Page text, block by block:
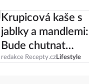
Krupicová kaše s
jablky a mandlemi:
Bude chutnat
dětem i dospělým!
redakce Recepty.czLifestyle